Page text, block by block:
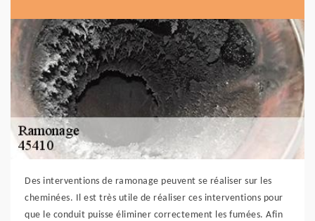
Des interventions de ramonage peuvent se réaliser sur les
cheminées. Il est très utile de réaliser ces interventions pour
que le conduit puisse éliminer correctement les fumées. Afin